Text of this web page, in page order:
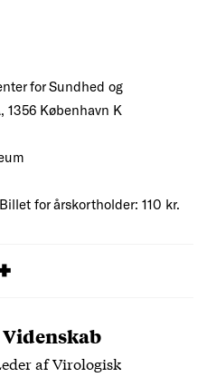
for Sundhed og
1356 København K
for årskortholder: 110 kr.
af Virologisk